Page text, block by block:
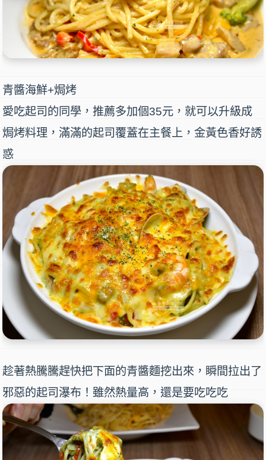
青醬海鮮+焗烤
愛吃起司的同學，推薦多加個35元，就可以升級成
焗烤料理，滿滿的起司覆蓋在主餐上，金黃色香好誘
惑
趁著熱騰騰趕快把下面的青醬麵挖出來，瞬間拉出了
邪惡的起司瀑布！雖然熱量高，還是要吃吃吃